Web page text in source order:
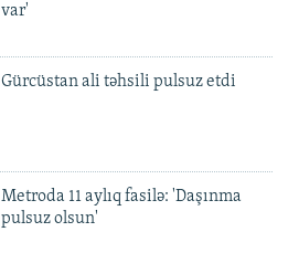
var'
Gürcüstan ali təhsili pulsuz etdi
Metroda 11 aylıq fasilə: 'Daşınma
pulsuz olsun'